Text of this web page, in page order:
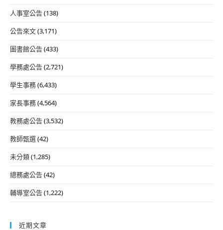
人事室公告(138)
公告來文(3,171)
圖書館公告(433)
學務處公告(2,721)
學生事務(6,433)
家長事務(4,564)
教務處公告(3,532)
教師甄選(42)
未分類(1,285)
總務處公告(42)
輔導室公告(1,222)
近期文章